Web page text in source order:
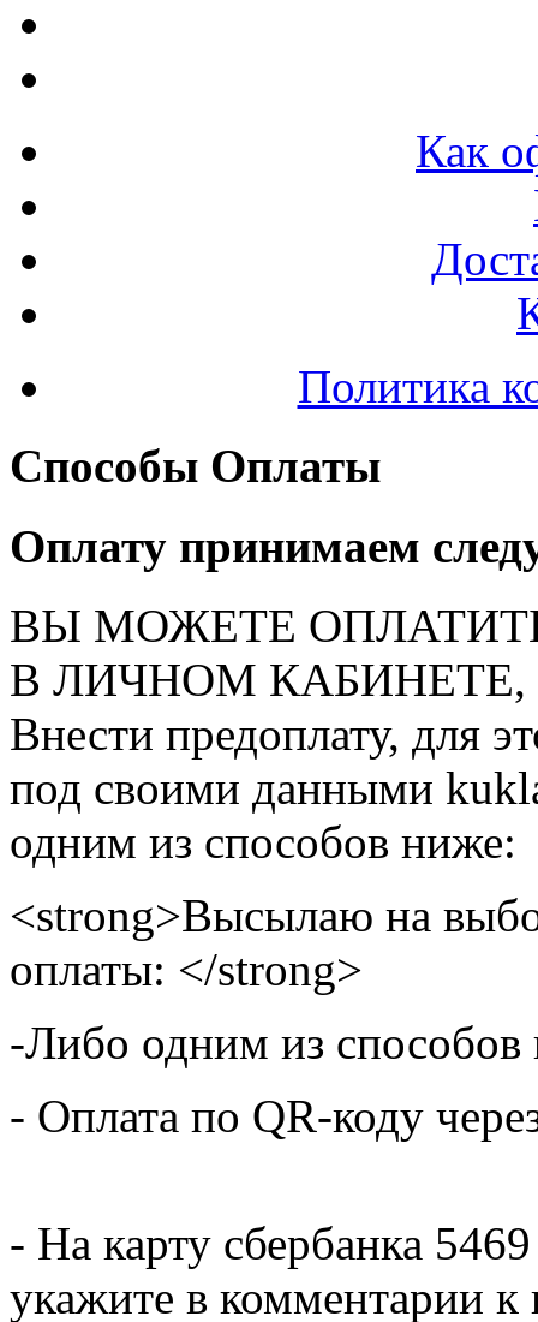
Как
Политика
Способы Оплаты
Оплату принимаем
ВЫ МОЖЕТЕ
В ЛИЧНОМ КАБИНЕТЕ,
Внести предоплату, для
под своими данными
одним из способов ниже:
<strong>Высылаю на
оплаты: </strong>
-Либо одним из
- Оплата по QR-коду
- На карту сбербанка
укажите в комментарии к